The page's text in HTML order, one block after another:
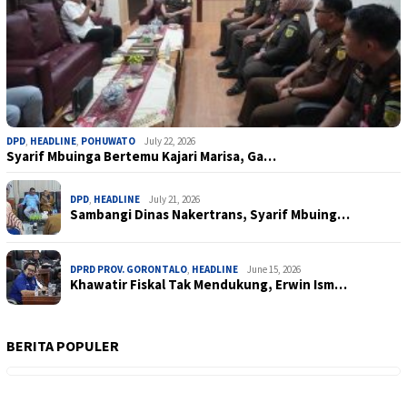
DPD, HEADLINE, POHUWATO July 22, 2026
Syarif Mbuinga Bertemu Kajari Marisa, Ga…
DPD, HEADLINE July 21, 2026
Sambangi Dinas Nakertrans, Syarif Mbuing…
DPRD PROV. GORONTALO, HEADLINE June 15, 2026
Khawatir Fiskal Tak Mendukung, Erwin Ism…
BERITA POPULER